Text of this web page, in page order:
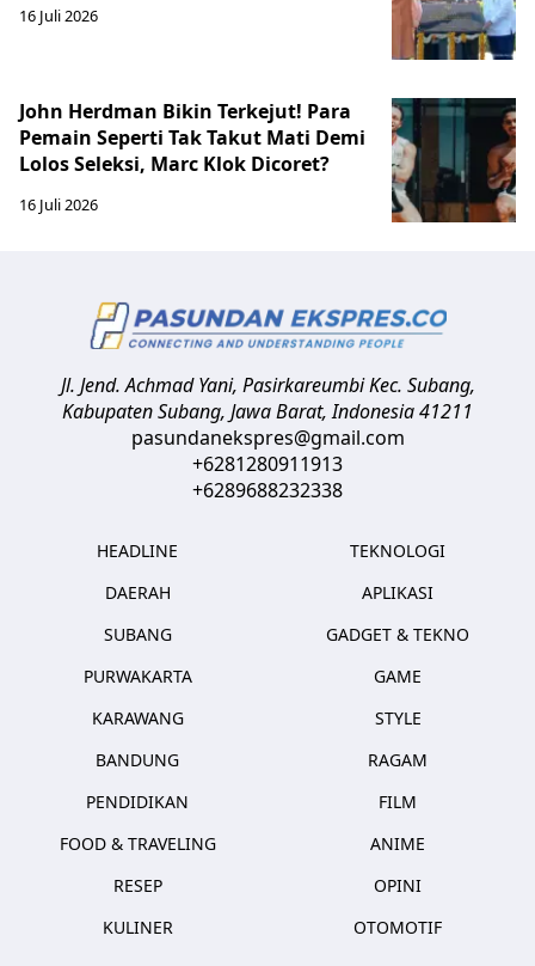
16 Juli 2026
John Herdman Bikin Terkejut! Para
Pemain Seperti Tak Takut Mati Demi
Lolos Seleksi, Marc Klok Dicoret?
16 Juli 2026
Jl. Jend. Achmad Yani, Pasirkareumbi Kec. Subang,
Kabupaten Subang, Jawa Barat,Indonesia41211
pasundanekspres@gmail.com
+6281280911913
+6289688232338
HEADLINE
DAERAH
SUBANG
PURWAKARTA
KARAWANG
BANDUNG
PENDIDIKAN
FOOD & TRAVELING
RESEP
KULINER
TEKNOLOGI
APLIKASI
GADGET & TEKNO
GAME
STYLE
RAGAM
FILM
ANIME
OPINI
OTOMOTIF